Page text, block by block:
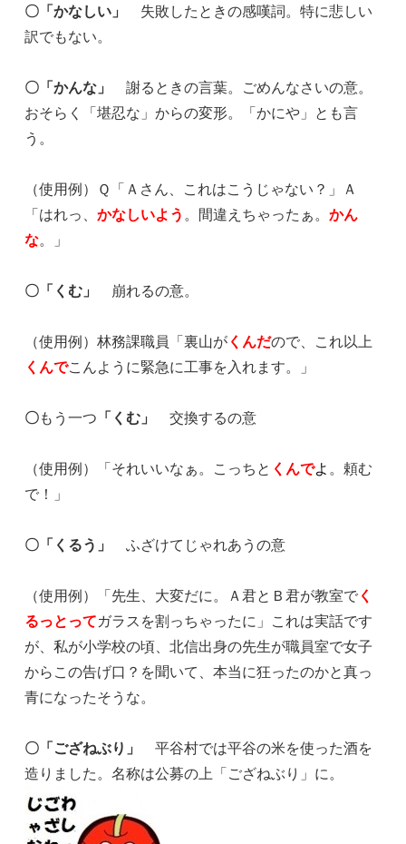
〇「かなしい」
失敗したときの感嘆詞。特に悲しい
訳でもない。
〇「かんな」
謝るときの言葉。ごめんなさいの意。
おそらく「堪忍な」からの変形。「かにや」とも言
う。
（使用例）Ｑ「Ａさん、これはこうじゃない？」Ａ
「はれっ、かなしいよう 。間違えちゃったぁ。かん
な。」
〇「くむ」 崩れるの意。
（使用例）林務課職員「裏山が くんだので、これ以上
くんでこんように緊急に工事を入れます。」
〇もう一つ 「くむ」交換するの意
（使用例）「それいいなぁ。こっちと くんでよ 。頼む
で！」
〇「くるう」 ふざけてじゃれあうの意
（使用例）「先生、大変だに。Ａ君とＢ君が教室で く
るっとってガラスを割っちゃったに」これは実話です
が、私が小学校の頃、北信出身の先生が職員室で女子
からこの告げ口？を聞いて、本当に狂ったのかと真っ
青になったそうな。
〇「ござねぶり」
平谷村では平谷の米を使った酒を
造りました。名称は公募の上「ござねぶり」に。